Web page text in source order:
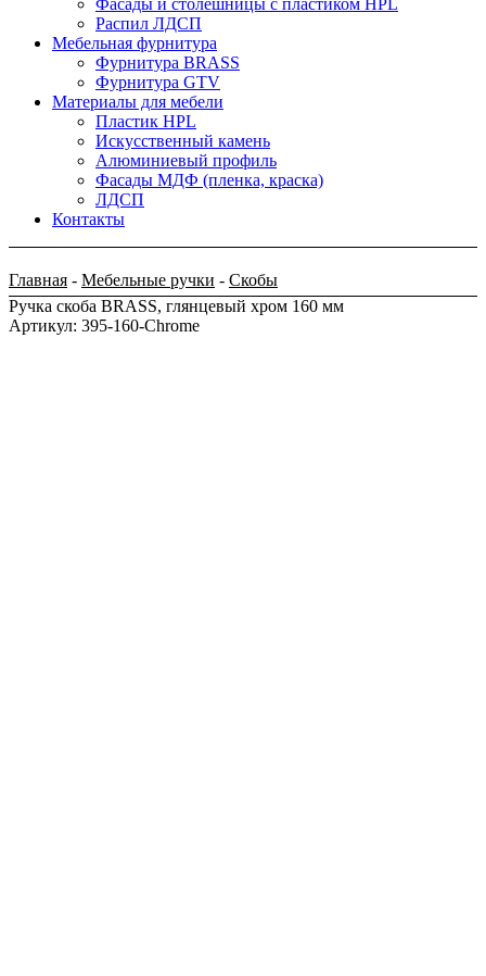
Фасады и столешницы с пластиком HPL
Распил ЛДСП
Мебельная фурнитура
Фурнитура BRASS
Фурнитура GTV
Материалы для мебели
Пластик HPL
Искусственный камень
Алюминиевый профиль
Фасады МДФ (пленка, краска)
ЛДСП
Контакты
Главная - Мебельные ручки - Скобы
Ручка скоба BRASS, глянцевый хром 160 мм
Артикул: 395-160-Chrome